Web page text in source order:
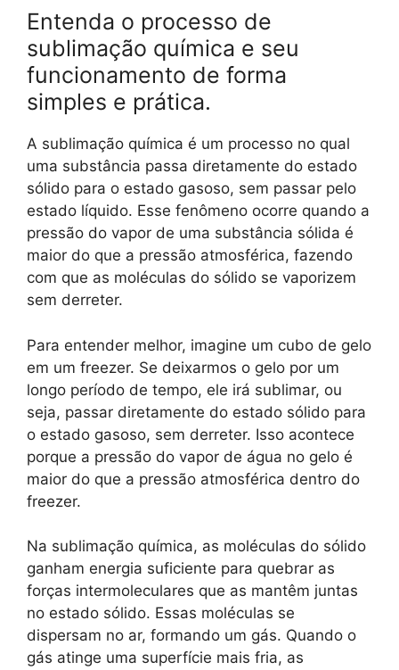
Entenda o processo de
sublimação química e seu
funcionamento de forma
simples e prática.
A sublimação química é um processo no qual
uma substância passa diretamente do estado
sólido para o estado gasoso, sem passar pelo
estado líquido. Esse fenômeno ocorre quando a
pressão do vapor de uma substância sólida é
maior do que a pressão atmosférica, fazendo
com que as moléculas do sólido se vaporizem
sem derreter.
Para entender melhor, imagine um cubo de gelo
em um freezer. Se deixarmos o gelo por um
longo período de tempo, ele irá sublimar, ou
seja, passar diretamente do estado sólido para
o estado gasoso, sem derreter. Isso acontece
porque a pressão do vapor de água no gelo é
maior do que a pressão atmosférica dentro do
freezer.
Na sublimação química, as moléculas do sólido
ganham energia suficiente para quebrar as
forças intermoleculares que as mantêm juntas
no estado sólido. Essas moléculas se
dispersam no ar, formando um gás. Quando o
gás atinge uma superfície mais fria, as